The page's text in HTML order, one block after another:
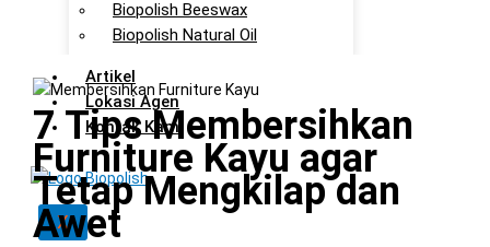
Biopolish Beeswax
Biopolish Natural Oil
Artikel
Lokasi Agen
Kontak Kami
X
7 Tips Membersihkan
Furniture Kayu agar
Tetap Mengkilap dan
Awet